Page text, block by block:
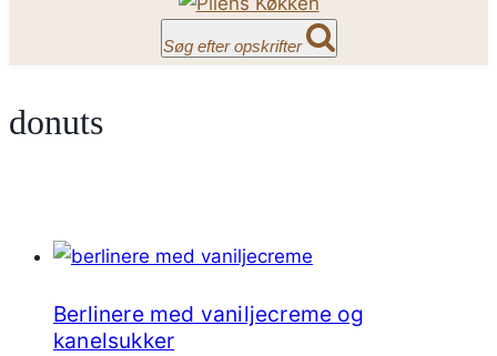
Søg efter opskrifter
donuts
Berlinere med vaniljecreme og
kanelsukker